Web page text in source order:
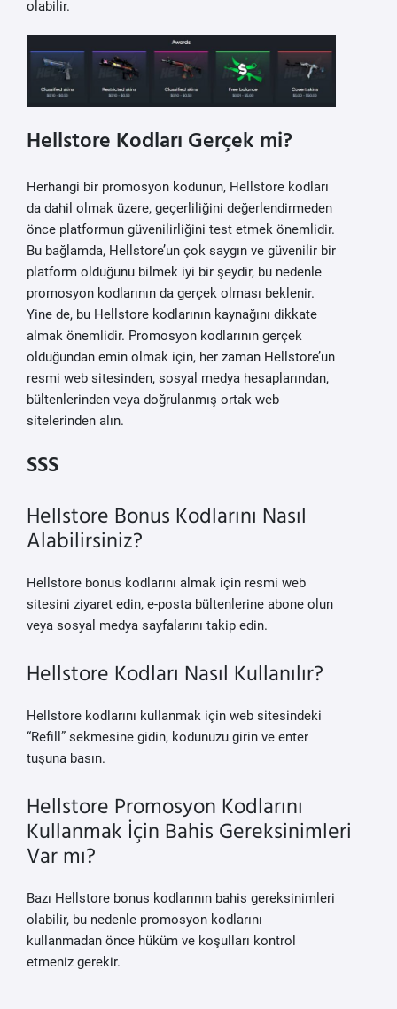
olabilir.
Hellstore Kodları Gerçek mi?
Herhangi bir promosyon kodunun, Hellstore kodları
da dahil olmak üzere, geçerliliğini değerlendirmeden
önce platformun güvenilirliğini test etmek önemlidir.
Bu bağlamda, Hellstore’un çok saygın ve güvenilir bir
platform olduğunu bilmek iyi bir şeydir, bu nedenle
promosyon kodlarının da gerçek olması beklenir.
Yine de, bu Hellstore kodlarının kaynağını dikkate
almak önemlidir. Promosyon kodlarının gerçek
olduğundan emin olmak için, her zaman Hellstore’un
resmi web sitesinden, sosyal medya hesaplarından,
bültenlerinden veya doğrulanmış ortak web
sitelerinden alın.
SSS
Hellstore Bonus Kodlarını Nasıl
Alabilirsiniz?
Hellstore bonus kodlarını almak için resmi web
sitesini ziyaret edin, e-posta bültenlerine abone olun
veya sosyal medya sayfalarını takip edin.
Hellstore Kodları Nasıl Kullanılır?
Hellstore kodlarını kullanmak için web sitesindeki
“Refill” sekmesine gidin, kodunuzu girin ve enter
tuşuna basın.
Hellstore Promosyon Kodlarını
Kullanmak İçin Bahis Gereksinimleri
Var mı?
Bazı Hellstore bonus kodlarının bahis gereksinimleri
olabilir, bu nedenle promosyon kodlarını
kullanmadan önce hüküm ve koşulları kontrol
etmeniz gerekir.